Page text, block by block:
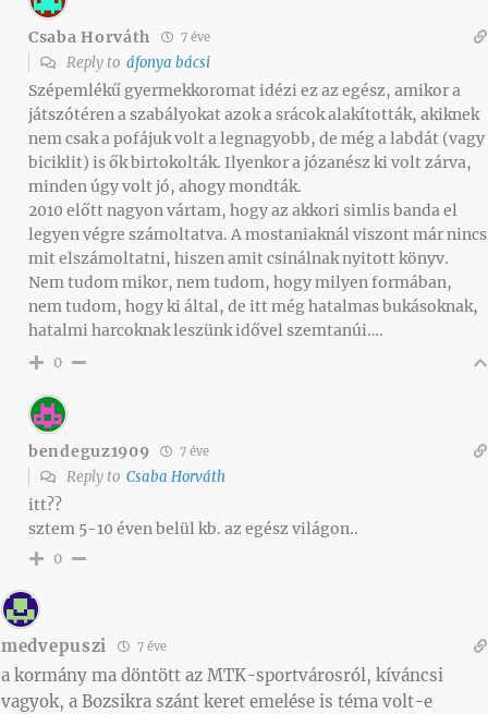
Csaba Horváth 7 éve
Reply to áfonya bácsi
Szépemlékű gyermekkoromat idézi ez az egész, amikor a
játszótéren a szabályokat azok a srácok alakították, akiknek
nem csak a pofájuk volt a legnagyobb, de még a labdát (vagy
biciklit) is ők birtokolták. Ilyenkor a józanész ki volt zárva,
minden úgy volt jó, ahogy mondták.
2010 előtt nagyon vártam, hogy az akkori simlis banda el
legyen végre számoltatva. A mostaniaknál viszont már nincs
mit elszámoltatni, hiszen amit csinálnak nyitott könyv.
Nem tudom mikor, nem tudom, hogy milyen formában,
nem tudom, hogy ki által, de itt még hatalmas bukásoknak,
hatalmi harcoknak leszünk idővel szemtanúi….
0
bendeguz1909 7 éve
Reply to Csaba Horváth
itt??
sztem 5-10 éven belül kb. az egész világon..
0
medvepuszi 7 éve
a kormány ma döntött az MTK-sportvárosról, kíváncsi
vagyok, a Bozsikra szánt keret emelése is téma volt-e